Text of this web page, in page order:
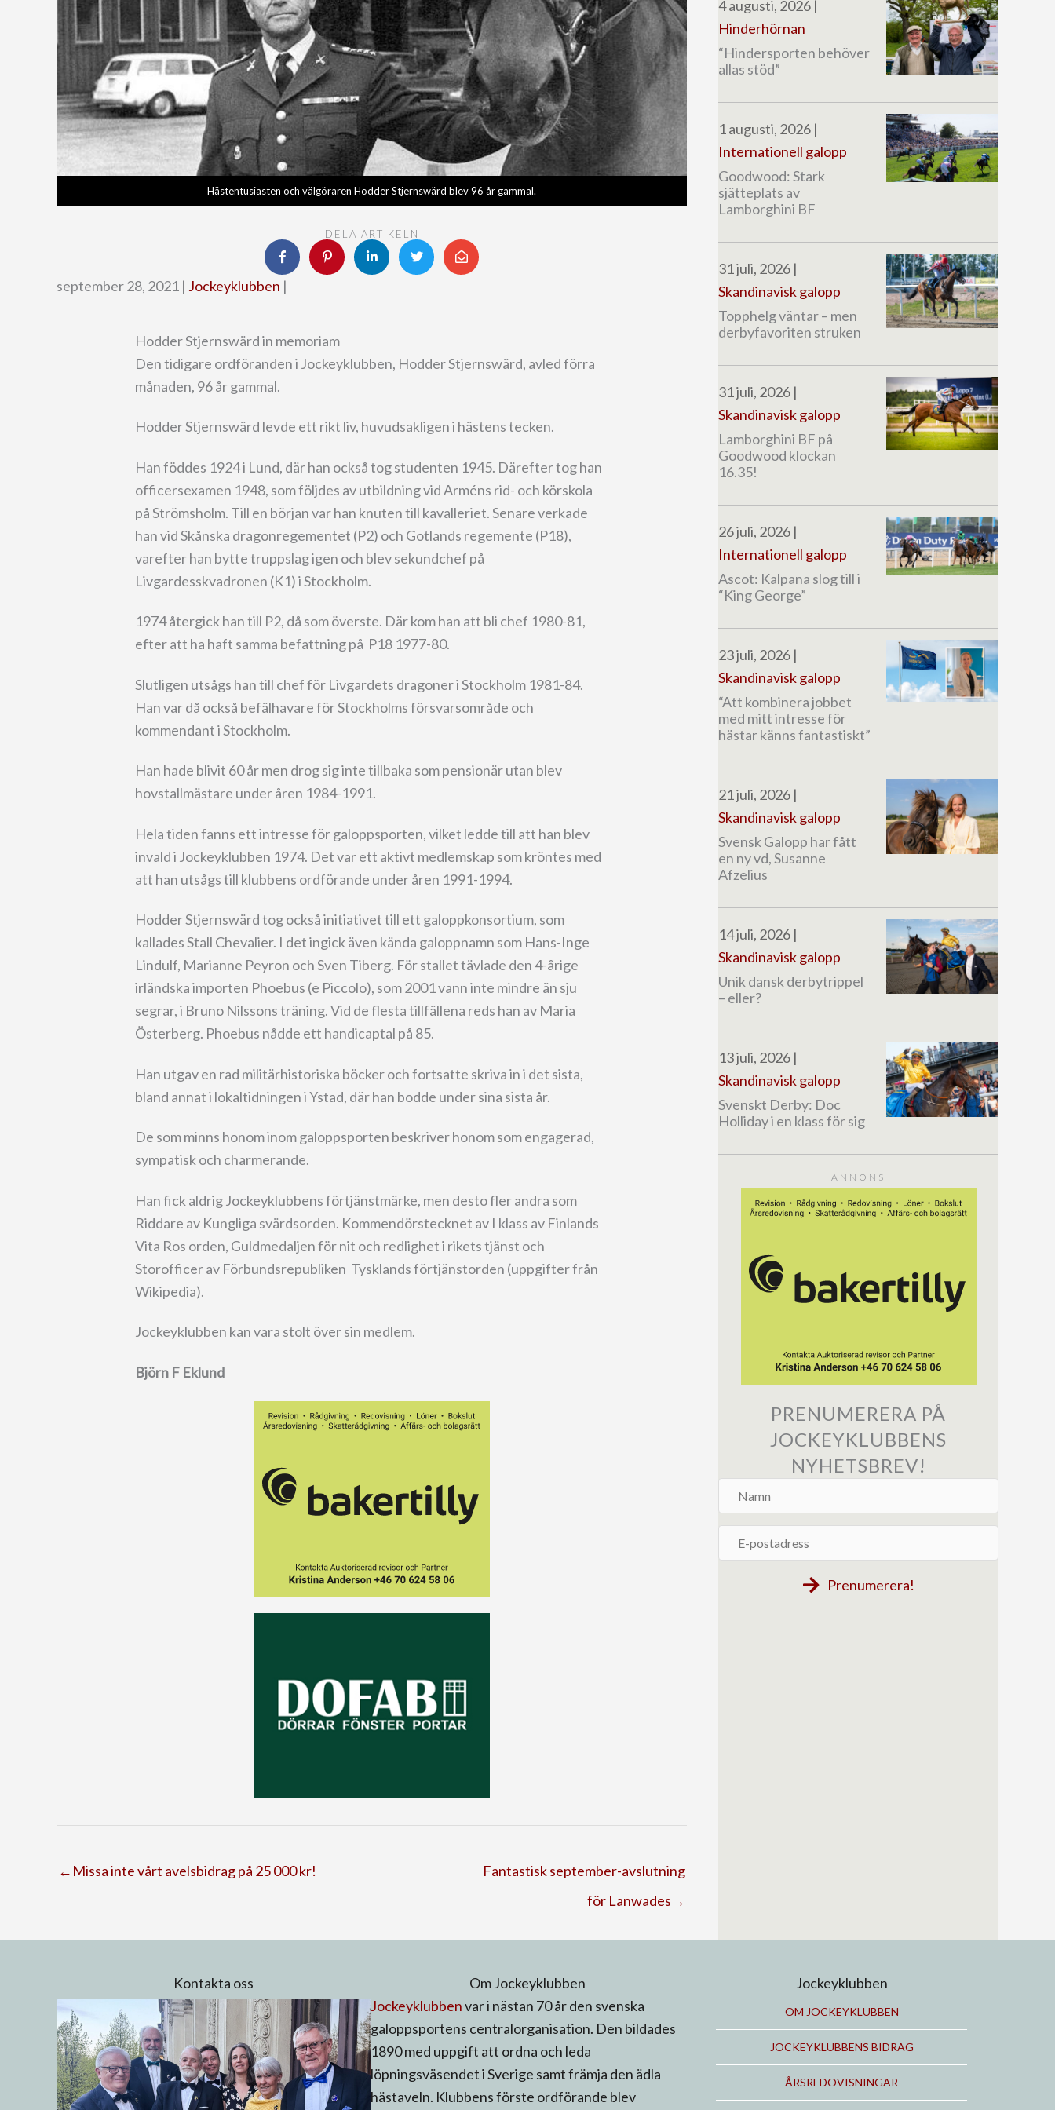
Hästentusiasten och välgöraren Hodder Stjernswärd blev 96 år gammal.
DELA ARTIKELN
september 28, 2021 | Jockeyklubben |
Hodder Stjernswärd in memoriam
Den tidigare ordföranden i Jockeyklubben, Hodder Stjernswärd, avled förra
månaden, 96 år gammal.
Hodder Stjernswärd levde ett rikt liv, huvudsakligen i hästens tecken.
Han föddes 1924 i Lund, där han också tog studenten 1945. Därefter tog han
officersexamen 1948, som följdes av utbildning vid Arméns rid- och körskola
på Strömsholm. Till en början var han knuten till kavalleriet. Senare verkade
han vid Skånska dragonregementet (P2) och Gotlands regemente (P18),
varefter han bytte truppslag igen och blev sekundchef på
Livgardesskvadronen (K1) i Stockholm.
1974 återgick han till P2, då som överste. Där kom han att bli chef 1980-81,
efter att ha haft samma befattning på P18 1977-80.
Slutligen utsågs han till chef för Livgardets dragoner i Stockholm 1981-84.
Han var då också befälhavare för Stockholms försvarsområde och
kommendant i Stockholm.
Han hade blivit 60 år men drog sig inte tillbaka som pensionär utan blev
hovstallmästare under åren 1984-1991.
Hela tiden fanns ett intresse för galoppsporten, vilket ledde till att han blev
invald i Jockeyklubben 1974. Det var ett aktivt medlemskap som kröntes med
att han utsågs till klubbens ordförande under åren 1991-1994.
Hodder Stjernswärd tog också initiativet till ett galoppkonsortium, som
kallades Stall Chevalier. I det ingick även kända galoppnamn som Hans-Inge
Lindulf, Marianne Peyron och Sven Tiberg. För stallet tävlade den 4-årige
irländska importen Phoebus (e Piccolo), som 2001 vann inte mindre än sju
segrar, i Bruno Nilssons träning. Vid de flesta tillfällena reds han av Maria
Österberg. Phoebus nådde ett handicaptal på 85.
Han utgav en rad militärhistoriska böcker och fortsatte skriva in i det sista,
bland annat i lokaltidningen i Ystad, där han bodde under sina sista år.
De som minns honom inom galoppsporten beskriver honom som engagerad,
sympatisk och charmerande.
Han fick aldrig Jockeyklubbens förtjänstmärke, men desto fler andra som
Riddare av Kungliga svärdsorden. Kommendörstecknet av I klass av Finlands
Vita Ros orden, Guldmedaljen för nit och redlighet i rikets tjänst och
Storofficer av Förbundsrepubliken Tysklands förtjänstorden (uppgifter från
Wikipedia).
Jockeyklubben kan vara stolt över sin medlem.
Björn F Eklund
←Missa inte vårt avelsbidrag på 25 000 kr!
Fantastisk september-avslutning
för Lanwades→
4 augusti, 2026 |
Hinderhörnan
“Hindersporten behöver
allas stöd”
1 augusti, 2026 |
Internationell galopp
Goodwood: Stark
sjätteplats av
Lamborghini BF
31 juli, 2026 |
Skandinavisk galopp
Topphelg väntar – men
derbyfavoriten struken
31 juli, 2026 |
Skandinavisk galopp
Lamborghini BF på
Goodwood klockan
16.35!
26 juli, 2026 |
Internationell galopp
Ascot: Kalpana slog till i
“King George”
23 juli, 2026 |
Skandinavisk galopp
“Att kombinera jobbet
med mitt intresse för
hästar känns fantastiskt”
21 juli, 2026 |
Skandinavisk galopp
Svensk Galopp har fått
en ny vd, Susanne
Afzelius
14 juli, 2026 |
Skandinavisk galopp
Unik dansk derbytrippel
– eller?
13 juli, 2026 |
Skandinavisk galopp
Svenskt Derby: Doc
Holliday i en klass för sig
ANNONS
PRENUMERERA PÅ
JOCKEYKLUBBENS
NYHETSBREV!
Namn
postadress
Prenumerera!
Kontakta oss
Om Jockeyklubben
Jockeyklubbenvar i nästan 70 år den svenska
galoppsportens centralorganisation. Den bildades
1890 med uppgift att ordna och leda
löpningsväsendet i Sverige samt främja den ädla
hästaveln. Klubbens förste ordförande blev
Jockeyklubben
OM JOCKEYKLUBBEN
JOCKEYKLUBBENS BIDRAG
ÅRSREDOVISNINGAR